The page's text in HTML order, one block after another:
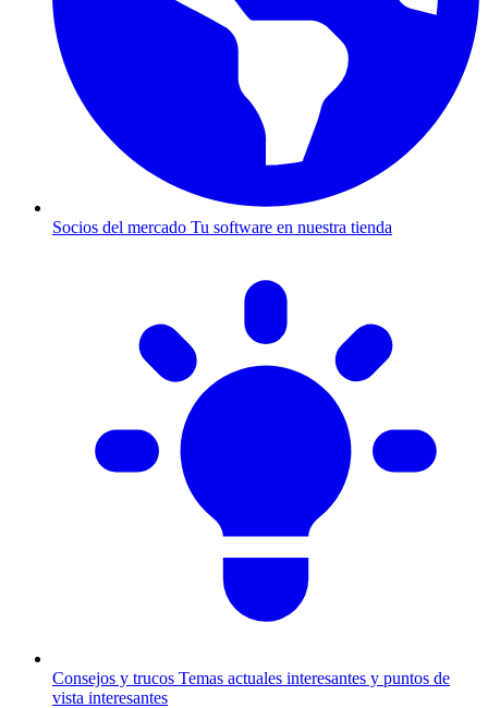
Socios del mercado Tu software en nuestra tienda
Consejos y trucos Temas actuales interesantes y puntos de
vista interesantes